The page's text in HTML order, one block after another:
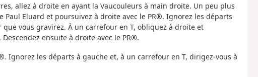
allez à droite en ayant la Vaucouleurs à main droite. Un peu plus
Paul Eluard et poursuivez à droite avec le PR®. Ignorez les départs
vous gravirez. À un carrefour en T, obliquez à droite et
ensuite à droite avec le PR®.
Ignorez les départs à gauche et, à un carrefour en T, dirigez-vous à